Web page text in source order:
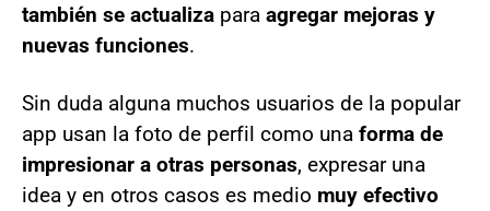
también se actualiza para agregar mejoras y
nuevas funciones.
Sin duda alguna muchos usuarios de la popular
app usan la foto de perfil como una forma de
impresionar a otras personas, expresar una
idea y en otros casos es medio muy efectivo